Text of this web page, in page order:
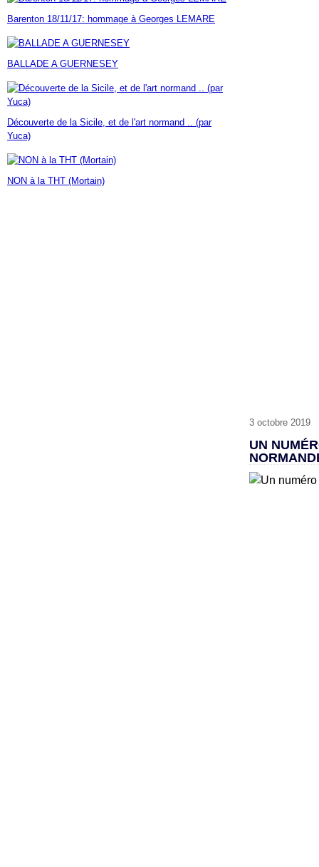
Janvier(7)
Février(9)
Janvier(18)
Mars(60)
Février(24)
Janvier(23)
Avril(14)
Mars (17)
Février(46)
Janvier (35)
Barenton 18/11/17: hommage à Georges LEMARE
BALLADE A GUERNESEY
Découverte de la Sicile, et de l'art normand .. (par
Yuca)
NON à la THT (Mortain)
3 octobre 2019
UN